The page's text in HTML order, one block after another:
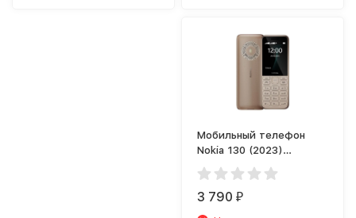
Мобильный телефон
Nokia 130 (2023)
Светло-золотой
3 790₽